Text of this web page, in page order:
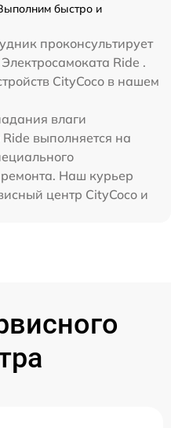
быстро и
проконсультирует
Ride .
CityCoco в нашем
влаги
выполняется на
Наш курьер
центр CityCoco и